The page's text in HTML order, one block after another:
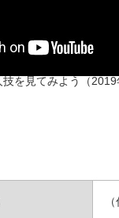
を見てみよう（2019